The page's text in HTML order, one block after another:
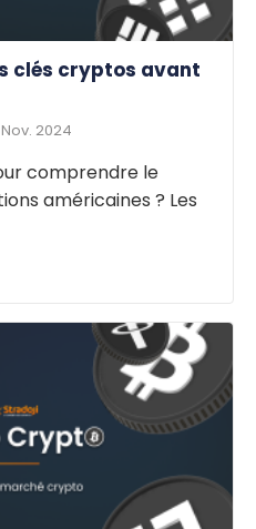
clés cryptos avant
2024
comprendre le
américaines ? Les